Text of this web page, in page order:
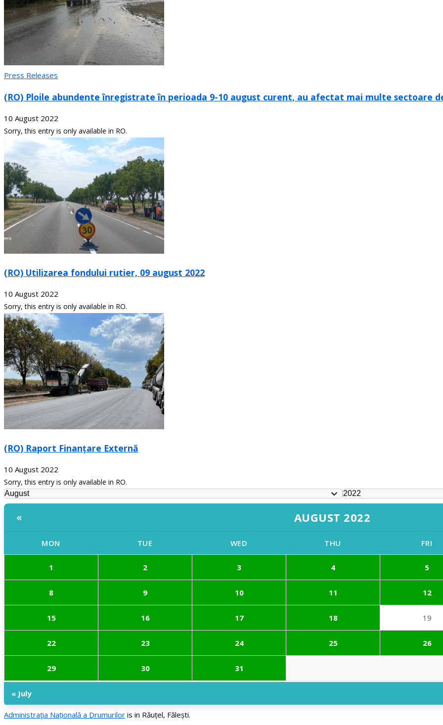
Press Releases
(RO) Ploile abundente înregistrate în perioada 9-10 august curent, au afectat mai multe sectoare
10 August 2022
Sorry, this entry is only available in RO.
(RO) Utilizarea fondului rutier, 09 august 2022
10 August 2022
Sorry, this entry is only available in RO.
(RO) Raport Finanțare Externă
10 August 2022
Sorry, this entry is only available in RO.
« AUGUST 2022
MON TUE WED THU FRI
1 2 3 4 5
8 9 10 11 12
15 16 17 18 19
22 23 24 25 26
29 30 31
« July
Administraţia Națională a Drumurilor is in Răuțel, Fălești.